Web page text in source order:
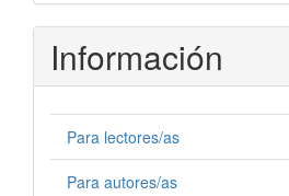
Información
Para lectores/as
Para autores/as